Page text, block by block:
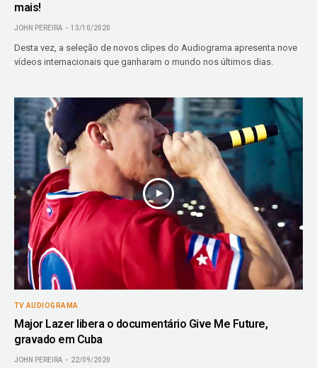
mais!
JOHN PEREIRA 13/10/2020
Desta vez, a seleção de novos clipes do Audiograma apresenta nove
vídeos internacionais que ganharam o mundo nos últimos dias.
TV AUDIOGRAMA
Major Lazer libera o documentário Give Me Future,
gravado em Cuba
JOHN PEREIRA 22/09/2020